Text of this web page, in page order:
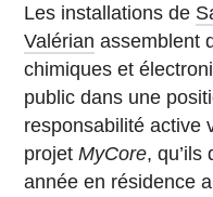
Les installations de
Valérian assemblent
chimiques et
public dans une
responsabilité active
projetMyCore, qu’ils
année en résidence